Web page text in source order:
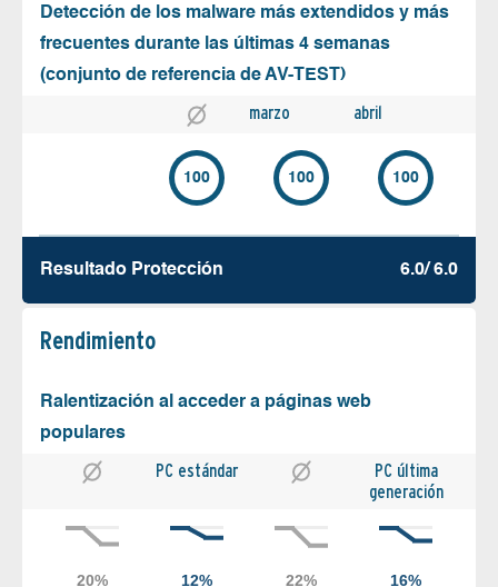
Detección de los malware más extendidos y más
frecuentes durante las últimas 4 semanas
(conjunto de referencia de AV-TEST)
marzo abril
100 100 100
Resultado Protección 6.0/ 6.0
Rendimiento
Ralentización al acceder a páginas web
populares
PC estándar
PC última
generación